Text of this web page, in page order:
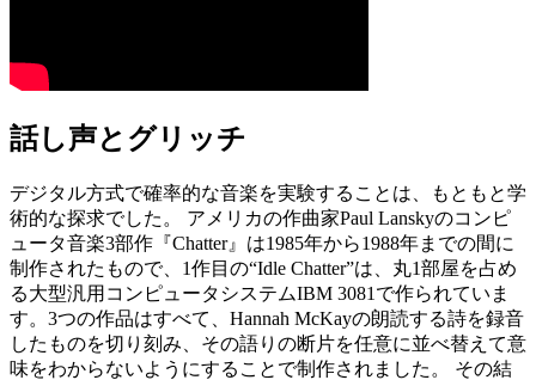
話し声とグリッチ
デジタル方式で確率的な音楽を実験することは、もともと学
術的な探求でした。 アメリカの作曲家Paul Lanskyのコンピ
ュータ音楽3部作『Chatter』は1985年から1988年までの間に
制作されたもので、1作目の“Idle Chatter”は、丸1部屋を占め
る大型汎用コンピュータシステムIBM 3081で作られていま
す。3つの作品はすべて、Hannah McKayの朗読する詩を録音
したものを切り刻み、その語りの断片を任意に並べ替えて意
味をわからないようにすることで制作されました。 その結